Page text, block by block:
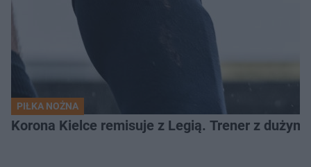
PIŁKA NOŻNA
Korona Kielce remisuje z Legią. Trener z dużym